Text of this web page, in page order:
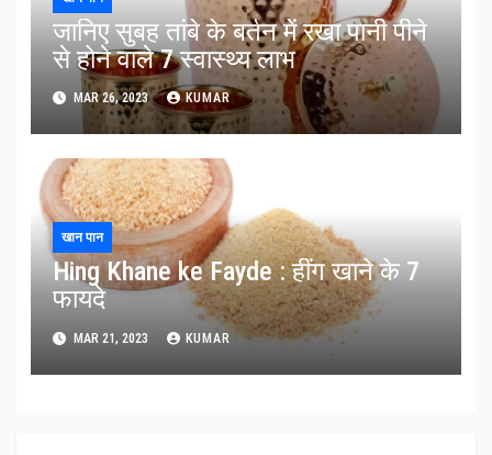
जानिए सुबह तांबे के बर्तन में रखा पानी पीने
से होने वाले 7 स्वास्थ्य लाभ
MAR 26, 2023 KUMAR
खान पान
Hing Khane ke Fayde : हींग खाने के 7
फायदे
MAR 21, 2023 KUMAR